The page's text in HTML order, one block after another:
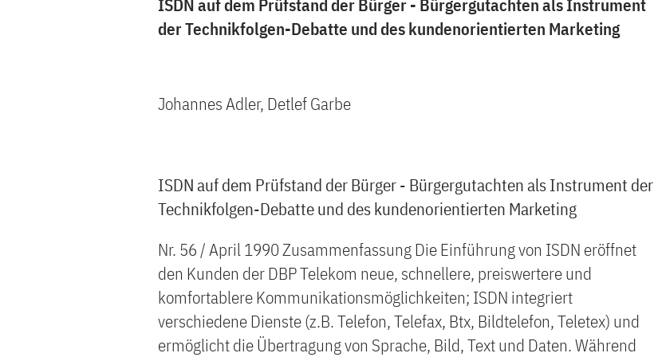
ISDN auf dem Prüfstand der Bürger - Bürgergutachten als Instrument
der Technikfolgen-Debatte und des kundenorientierten Marketing
Johannes Adler, Detlef Garbe
ISDN auf dem Prüfstand der Bürger - Bürgergutachten als Instrument der
Technikfolgen-Debatte und des kundenorientierten Marketing
Nr. 56 / April 1990 Zusammenfassung Die Einführung von ISDN eröffnet
den Kunden der DBP Telekom neue, schnellere, preiswertere und
komfortablere Kommunikationsmöglichkeiten; ISDN integriert
verschiedene Dienste (z.B. Telefon, Telefax, Btx, Bildtelefon, Teletex) und
ermöglicht die Übertragung von Sprache, Bild, Text und Daten. Während